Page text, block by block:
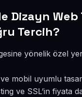
Dizayn Web
Tercih?
yönelik özel
mobil uyumlu
ve SSL’in fiyata